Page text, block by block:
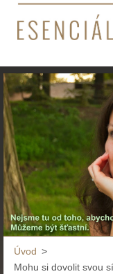
Úvod >
Mohu si dovolit svou